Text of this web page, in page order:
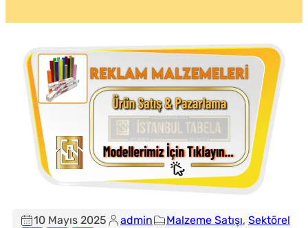
10 Mayıs 2025 admin Malzeme Satışı, Sektörel